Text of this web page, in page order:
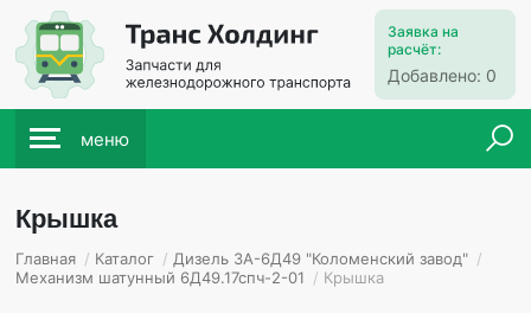
Заявка на
расчёт:
Добавлено: 0
меню
Крышка
Главная / Каталог / Дизель 3А-6Д49 "Коломенский завод" /
Механизм шатунный 6Д49.17спч-2-01 / Крышка